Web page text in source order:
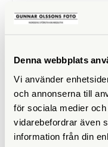
Denna webbplats
Vi använder
och annonserna till
för sociala medier
vidarebefordrar även
information från din
Leica
Leica 10x42 Trinovid HD